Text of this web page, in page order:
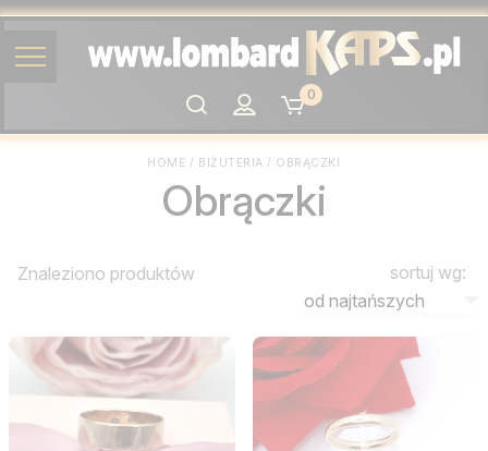
Szukaj
0
HOME / BIŻUTERIA / OBRĄCZKI
Obrączki
Znaleziono produktów sortuj wg: